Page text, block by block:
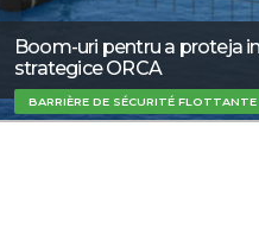
Boom-uri pentru a proteja
strategice ORCA
BARRIÈRE DE SÉCURITÉ FLOTTANTE